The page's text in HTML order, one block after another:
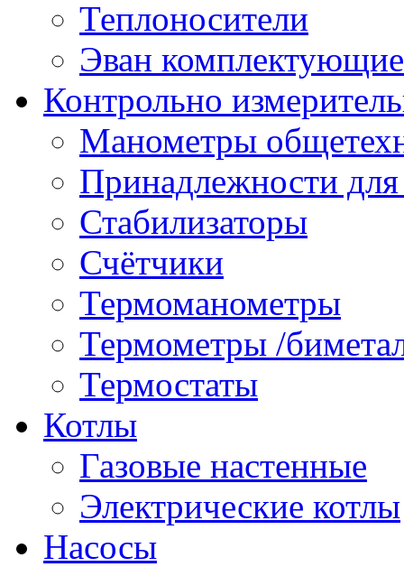
Теплоносители
Эван комплектующие
Контрольно
Манометры
Принадлежности
Стабилизаторы
Счётчики
Термоманометры
Термометры /
Термостаты
Котлы
Газовые настенные
Электрические котлы
Насосы